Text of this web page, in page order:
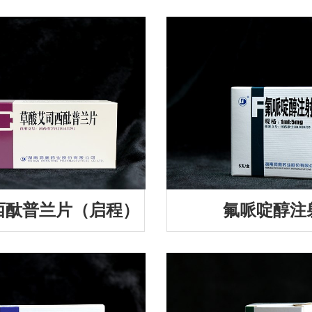
普兰片（启程） 氟哌啶醇注